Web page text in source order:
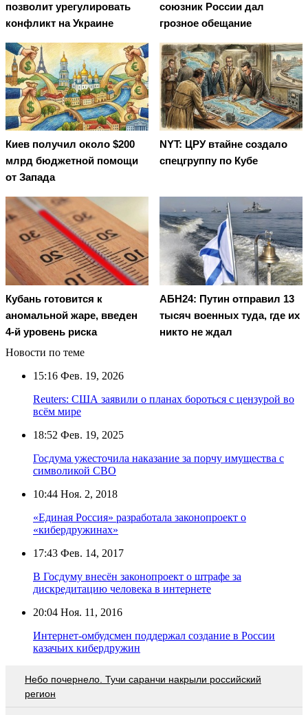
позволит урегулировать
конфликт на Украине
союзник России дал
грозное обещание
Киев получил около $200
млрд бюджетной помощи
от Запада
NYT: ЦРУ втайне создало
спецгруппу по Кубе
Кубань готовится к
аномальной жаре, введен
4-й уровень риска
АБН24: Путин отправил 13
тысяч военных туда, где их
никто не ждал
Новости по теме
15:16 Фев. 19, 2026
Reuters: США заявили о планах бороться с цензурой во
всём мире
18:52 Фев. 19, 2025
Госдума ужесточила наказание за порчу имущества с
символикой СВО
10:44 Ноя. 2, 2018
«Единая Россия» разработала законопроект о
«кибердружинах»
17:43 Фев. 14, 2017
В Госдуму внесён законопроект о штрафе за
дискредитацию человека в интернете
20:04 Ноя. 11, 2016
Интернет-омбудсмен поддержал создание в России
казачьих кибердружин
Небо почернело. Тучи саранчи накрыли российский
регион